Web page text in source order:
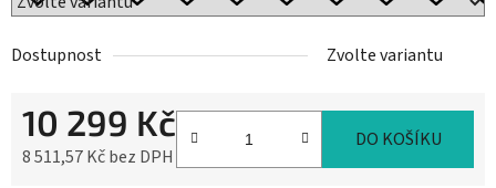
Dostupnost Zvolte variantu
10 299 Kč
8 511,57 Kč bez DPH
DO KOŠÍKU